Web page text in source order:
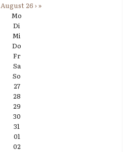
August 26 ›»
Mo
Di
Mi
Do
Fr
Sa
So
27
28
29
30
31
01
02